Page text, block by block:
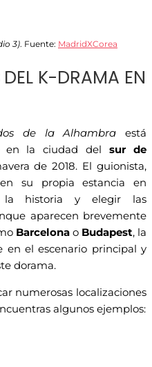
3). Fuente: MadridXCorea
DEL K-DRAMA EN
de la Alhambra está
en la ciudad delsur de
de 2018. El guionista,
su propia estancia en
la historia y elegir las
aparecen brevemente
Barcelona o Budapest, la
en el escenario principal y
dorama.
numerosas localizaciones
algunos ejemplos: